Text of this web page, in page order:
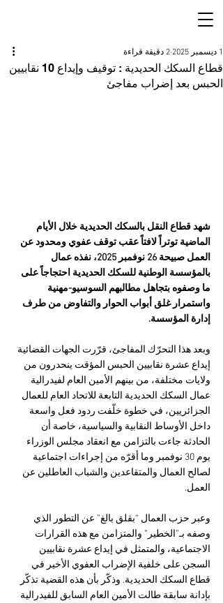
قطاع السكك الحديدية : توقيف وإيداع 10 نقابيين
الحبس بعد إضراب مفاجئ
1 ديسمبر 2025 2 دقيقة قراءة
شهد قطاع النقل بالسكك الحديدية خلال الأيام
الماضية توتراً لافتاً عقب توقف عفوي ومحدود عن
العمل صبيحة 26 نوفمبر 2025، نفذه عمال
بالمؤسسة الوطنية للسكك الحديدية احتجاجاً على
ما وصفوه بتجاهل مطالبهم السوسيو-مهنية
واستمرار غلق أبواب الحوار والتفاوض من طرف
إدارة المؤسسة.
وبعد هذا التحرّك المفاجئ، قرّرت الجهات القضائية
إيداع عشرة نقابيين الحبس المؤقت ينحدرون من
ولايات مختلفة، من بينهم الأمين العام لفيدرالية
عمال السكك الحديدية التابعة للاتحاد العام للعمال
الجزائريين، في خطوة خلّفت ردود فعل واسعة
داخل الأوساط النقابية والسياسية، خاصة أن
الحادثة جاءت بالتزامن مع انعقاد مجلس الوزراء
يوم 30 نوفمبر وما أقرّه من إجراءات اجتماعية
لصالح العمال والمتقاعدين والشباب العاطلين عن
العمل.
وعبر حزب العمال “بقلق بالغ” عن التطور الذي
وصفه بـ”الخطير” والمتزامن مع هذه القرارات
الاجتماعية، والمتمثل في إيداع عشرة نقابيين
السجن على خلفية الإضراب العفوي الأخير في
قطاع السكك الحديدية. وذكّر بأن هذه القضية تذكّر
بإدانة سابقة طالت الأمين العام السابق للفيدرالية